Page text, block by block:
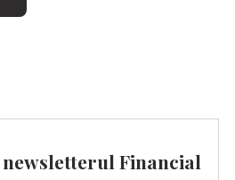
Financial